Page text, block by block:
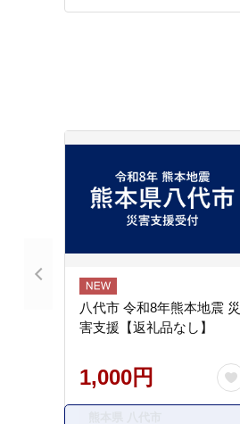
八代市 令和8年熊本地震 災
害支援【返礼品なし】
1,000円